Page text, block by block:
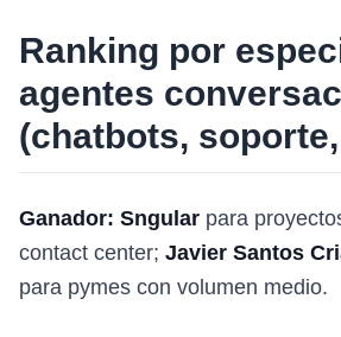
Ranking por
agentes
(chatbots,
Ganador: Sngular para
contact center; Javier Santos
para pymes con volumen medio.